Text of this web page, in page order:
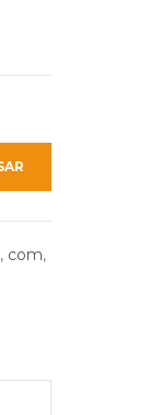
, com,